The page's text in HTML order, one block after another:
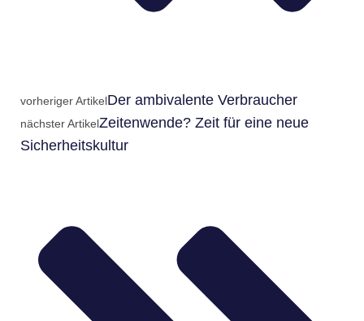
vorheriger ArtikelDer ambivalente Verbraucher
nächster ArtikelZeitenwende? Zeit für eine neue
Sicherheitskultur